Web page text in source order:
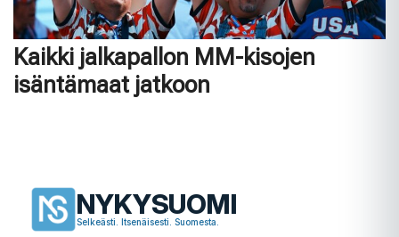
Kaikki jalkapallon MM-kisojen
isäntämaat jatkoon
NYKYSUOMI
Selkeästi. Itsenäisesti. Suomesta.